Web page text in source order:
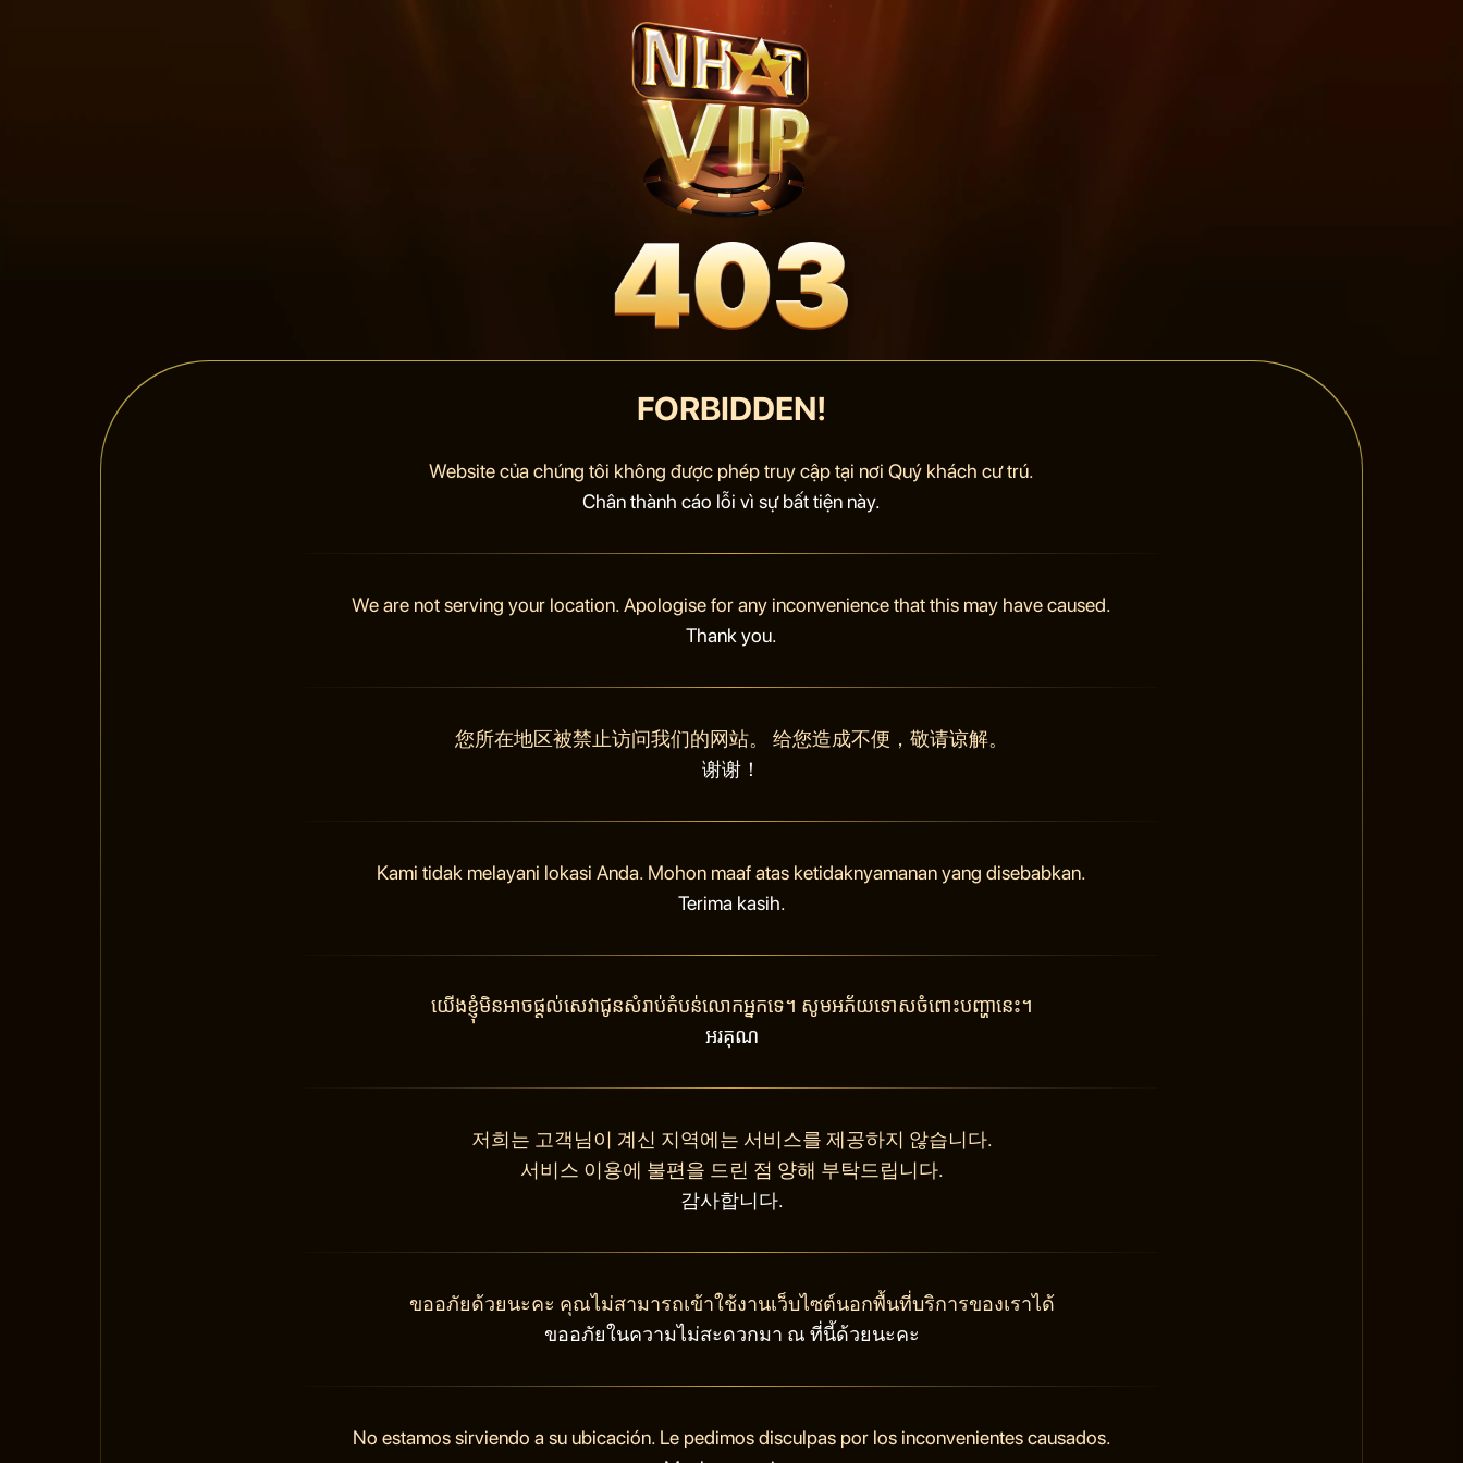
FORBIDDEN!
Website của chúng tôi không được phép truy cập tại nơi Quý khách cư trú.
Chân thành cáo lỗi vì sự bất tiện này.
We are not serving your location. Apologise for any inconvenience that this may have caused.
Thank you.
您所在地区被禁止访问我们的网站。 给您造成不便，敬请谅解。
谢谢！
Kami tidak melayani lokasi Anda. Mohon maaf atas ketidaknyamanan yang disebabkan.
Terima kasih.
យើងខ្ញុំមិនអាចផ្តល់សេវាជូនសំរាប់តំបន់លោកអ្នកទេ។ សូមអភ័យទោសចំពោះបញ្ហានេះ។
អរគុណ
저희는 고객님이 계신 지역에는 서비스를 제공하지 않습니다.
서비스 이용에 불편을 드린 점 양해 부탁드립니다.
감사합니다.
ขออภัยด้วยนะคะ คุณไม่สามารถเข้าใช้งานเว็บไซต์นอกพื้นที่บริการของเราได้
ขออภัยในความไม่สะดวกมา ณ ที่นี้ด้วยนะคะ
No estamos sirviendo a su ubicación. Le pedimos disculpas por los inconvenientes causados.